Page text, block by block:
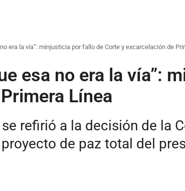
era la vía”: minjusticia por fallo de Corte y excarcelación de
esa no era la vía”:
Línea
refirió a la decisión de la
de paz total del